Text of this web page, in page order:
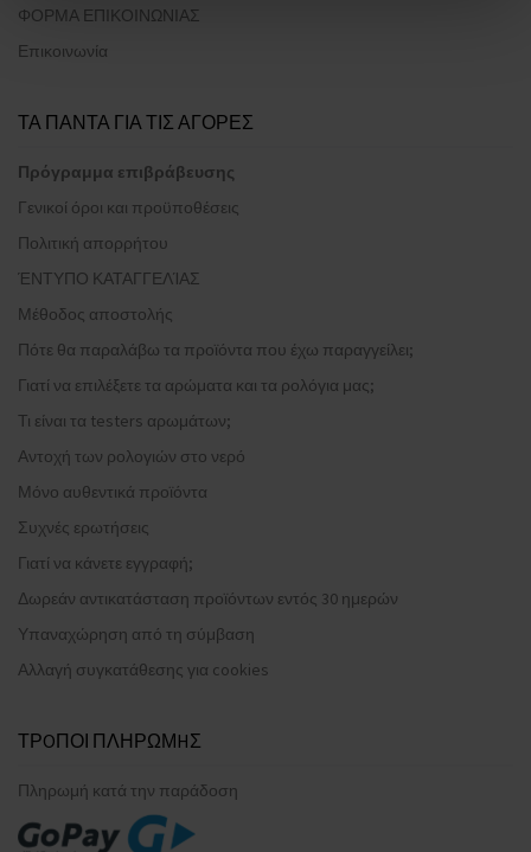
ΦΟΡΜΑ ΕΠΙΚΟΙΝΩΝΙΑΣ
Επικοινωνία
ΤΑ ΠΑΝΤΑ ΓΙΑ ΤΙΣ ΑΓΟΡΕΣ
Πρόγραμμα επιβράβευσης
Γενικοί όροι και προϋποθέσεις
Πολιτική απορρήτου
ΈΝΤΥΠΟ ΚΑΤΑΓΓΕΛΊΑΣ
Μέθοδος αποστολής
Πότε θα παραλάβω τα προϊόντα που έχω παραγγείλει;
Γιατί να επιλέξετε τα αρώματα και τα ρολόγια μας;
Τι είναι τα testers αρωμάτων;
Αντοχή των ρολογιών στο νερό
Μόνο αυθεντικά προϊόντα
Συχνές ερωτήσεις
Γιατί να κάνετε εγγραφή;
Δωρεάν αντικατάσταση προϊόντων εντός 30 ημερών
Υπαναχώρηση από τη σύμβαση
Αλλαγή συγκατάθεσης για cookies
ΤΡOΠΟΙ ΠΛΗΡΩΜHΣ
Πληρωμή κατά την παράδοση